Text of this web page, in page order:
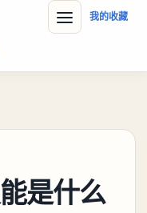
我的收藏
是什么